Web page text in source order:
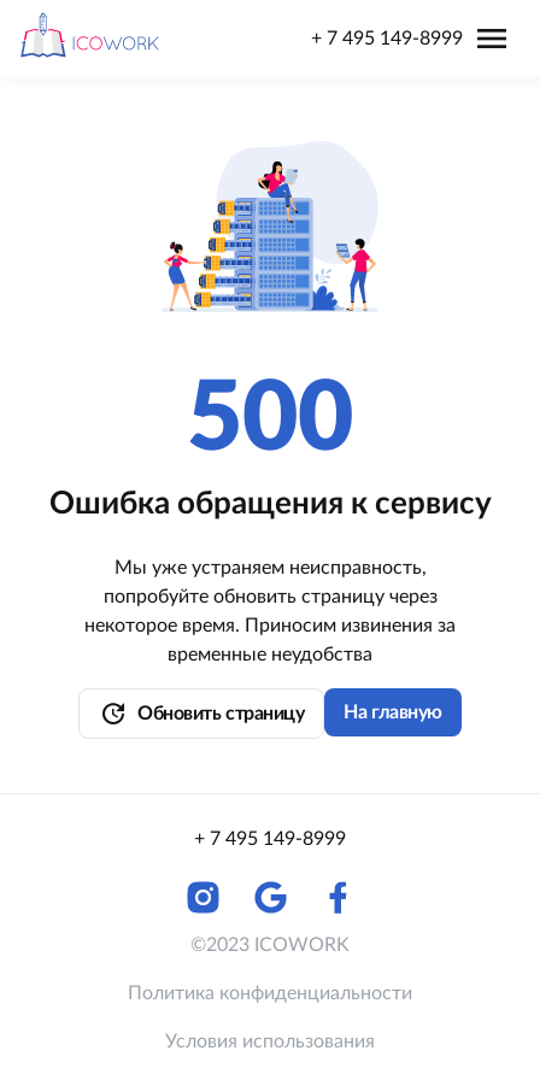
+ 7 495 149-8999 menu
500
Ошибка обращения к сервису
Мы уже устраняем неисправность,
попробуйте обновить страницу через
некоторое время. Приносим извинения за
временные неудобства
update Обновить страницу На главную
+ 7 495 149-8999
©2023 ICOWORK
Политика конфиденциальности
Условия использования